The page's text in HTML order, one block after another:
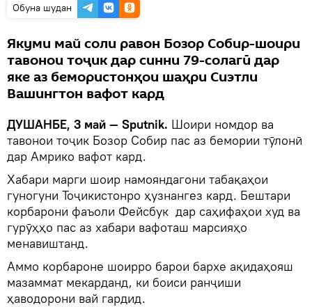
Обуна шудан
Якуми май соли равон Бозор Собир-шоири
тавонои тоҷик дар синни 79-солагӣ дар
яке аз бемористонҳои шаҳри Сиэтли
Вашингтон вафот кард
ДУШАНБЕ, 3 май — Sputnik. Шоири номдор ва
тавонои тоҷик Бозор Собир пас аз бемории тӯлонӣ
дар Амрико вафот кард.
Хабари марги шоир намояндагони табақаҳои
гуногуни Тоҷикистонро ҳузнангез кард. Бештари
корбарони фаъоли Фейсбук дар саҳифаҳои худ ва
гурӯҳҳо пас аз хабари вафоташ марсияҳо
менавиштанд.
Аммо корбароне шоирро барои бархе ақидаҳояш
мазаммат мекарданд, ки боиси ранҷиши
ҳаводорони вай гардид.